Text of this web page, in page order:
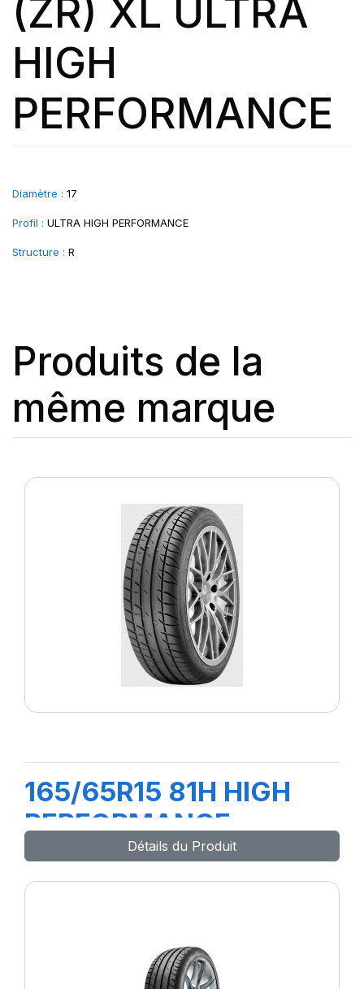
(ZR) XL ULTRA
HIGH
PERFORMANCE
Diamètre : 17
Profil : ULTRA HIGH PERFORMANCE
Structure : R
Produits de la
même marque
165/65R15 81H HIGH
PERFORMANCE
Détails du Produit